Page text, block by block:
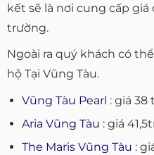
kết sẽ là nơi cung cấp
trường.
Ngoài ra quý khách có
hộ Tại Vũng Tàu.
Vũng Tàu Pearl : giá 38
Aria Vũng Tàu : giá
The Maris Vũng Tàu :